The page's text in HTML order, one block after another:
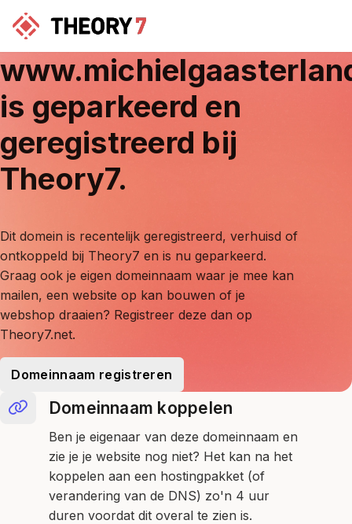
is geparkeerd en
geregistreerd bij
Theory7.
Dit domein is recentelijk geregistreerd, verhuisd of
ontkoppeld bij Theory7 en is nu geparkeerd.
Graag ook je eigen domeinnaam waar je mee kan
mailen, een website op kan bouwen of je
webshop draaien? Registreer deze dan op
Theory7.net.
Domeinnaam registreren
Domeinnaam koppelen
Ben je eigenaar van deze domeinnaam en
zie je je website nog niet? Het kan na het
koppelen aan een hostingpakket (of
verandering van de DNS) zo'n 4 uur
duren voordat dit overal te zien is.